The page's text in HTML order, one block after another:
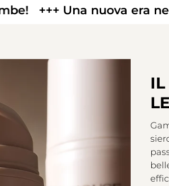
+++ Una nuova era nella
IL